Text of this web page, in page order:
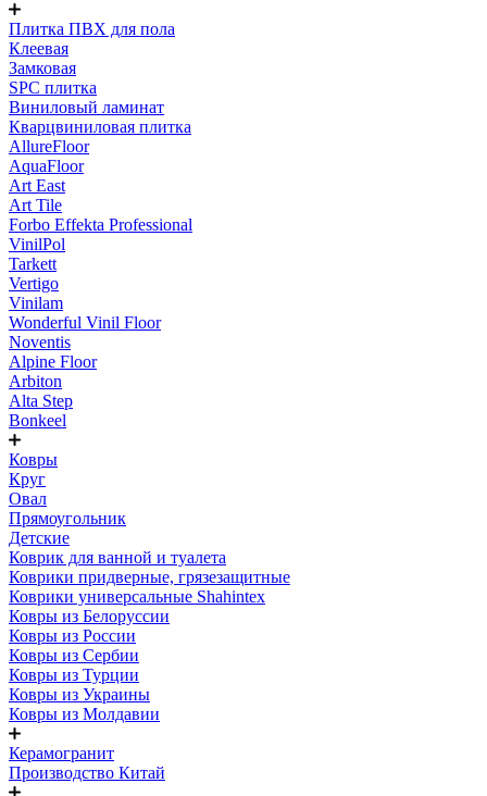
Плитка ПВХ для пола
Клеевая
Замковая
SPC плитка
Виниловый ламинат
Кварцвиниловая плитка
AllureFloor
AquaFloor
Art East
Art Tile
Forbo Effekta Professional
VinilPol
Tarkett
Vertigo
Vinilam
Wonderful Vinil Floor
Noventis
Alpine Floor
Arbiton
Alta Step
Bonkeel
Ковры
Круг
Овал
Прямоугольник
Детские
Коврик для ванной и туалета
Коврики придверные, грязезащитные
Коврики универсальные Shahintex
Ковры из Белоруссии
Ковры из России
Ковры из Сербии
Ковры из Турции
Ковры из Украины
Ковры из Молдавии
Керамогранит
Производство Китай